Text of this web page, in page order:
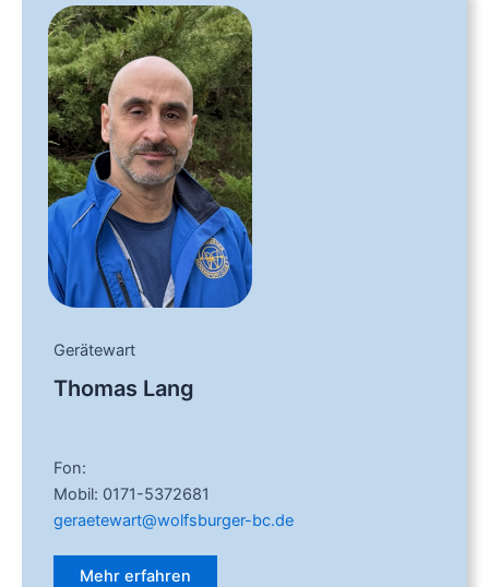
Gerätewart
Thomas Lang
Fon:
Mobil: 0171-5372681
geraetewart@wolfsburger-bc.de
Mehr erfahren